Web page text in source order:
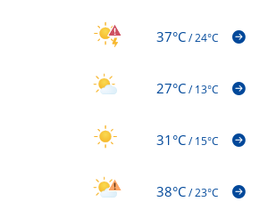
37°C/24°C
27°C/13°C
31°C/15°C
38°C/23°C